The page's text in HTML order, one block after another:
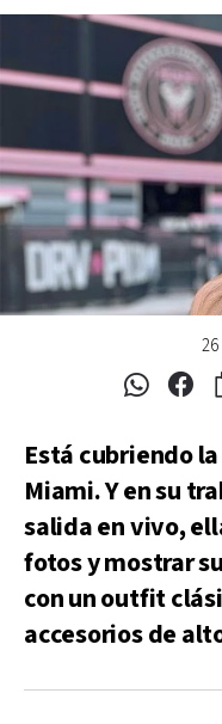
Está cubriendo
Miami. Y en su
salida en vivo,
fotos y mostrar
con un outfit
accesorios de